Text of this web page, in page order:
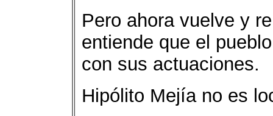
Pero ahora vuelve y
entiende que el
con sus actuaciones.
Hipólito Mejía no es